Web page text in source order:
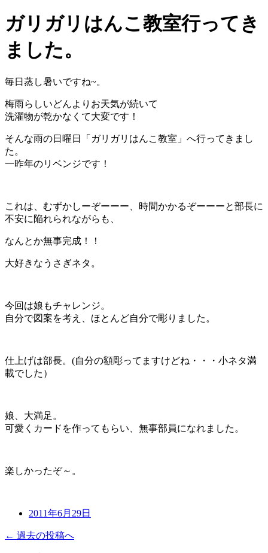
ガリガリはんこ教室行ってき
ました。
毎日蒸し暑いですね~。
梅雨らしいどんよりお天気が続いて
洗濯物が乾かなくて大変です！
そんな雨の日曜日「ガリガリはんこ教室」へ行ってきまし
た。
一昨年のリベンジです！
これは、むずかしーぞーーー、時間かかるぞーーーと部長に
不安に陥れられながらも、
なんとか無事完成！！
大好きなうさぎネタ。
今回は娘もチャレンジ。
自分で図案を考え、ほとんど自分で彫りました。
仕上げは部長。(自分の額彫ってますけどね・・・小ネタ満
載でした）
娘、大満足。
可愛くカードを作ってもらい、無事部員になれました。
楽しかったぞ～。
2011年6月29日
← 過去の投稿へ